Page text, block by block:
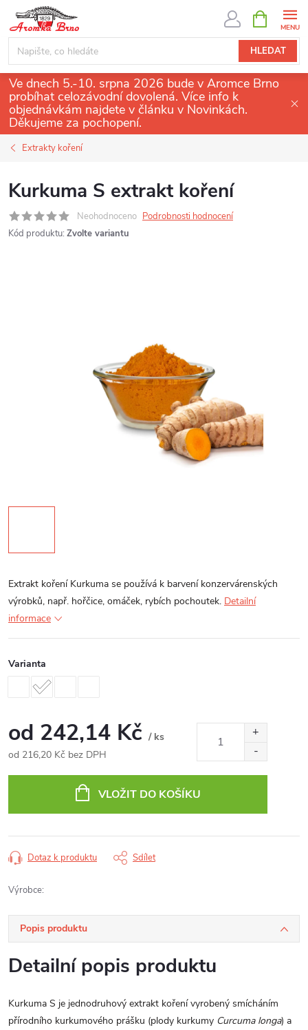
obsah
HLEDAT
NÁKUPNÍ
KOŠÍK
Ve dnech 5.-10. srpna 2026 bude v Aromce Brno
probíhat celozávodní dovolená. Více info k
objednávkám najdete v článku v Novinkách.
Děkujeme za pochopení.
Extrakty koření
Kurkuma S extrakt koření
Neohodnoceno Podrobnosti hodnocení
Kód produktu: Zvolte variantu
Extrakt koření Kurkuma se používá k barvení konzervárenských
výrobků, např. hořčice, omáček, rybích pochoutek. Detailní
informace
Varianta
od 242,14 Kč / ks
od 216,20 Kč bez DPH
VLOŽIT DO KOŠÍKU
Dotaz k produktu Sdílet
Výrobce:
Popis produktu
Detailní popis produktu
Kurkuma S je jednodruhový extrakt koření vyrobený smícháním
přírodního kurkumového prášku (plody kurkumy Curcuma longa) a